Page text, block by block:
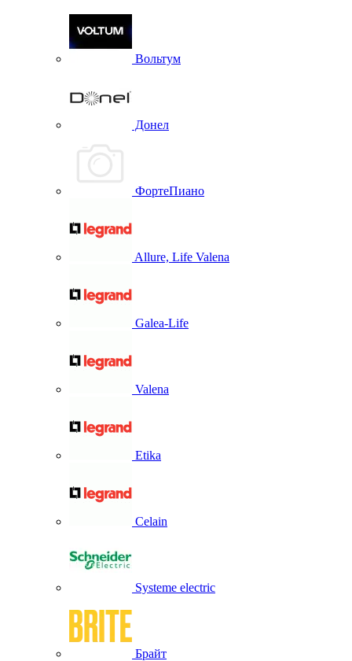
Вольтум
Донел
ФортеПиано
Allure, Life Valena
Galea-Life
Valena
Etika
Celain
Systeme electric
Брайт